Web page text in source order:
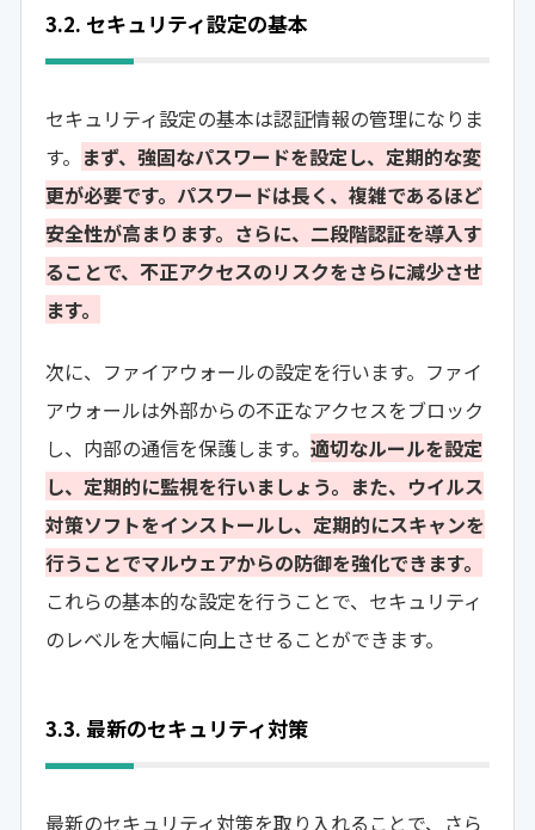
3.2. セキュリティ設定の基本
セキュリティ設定の基本は認証情報の管理になりま
す。 まず、強固なパスワードを設定し、定期的な変
更が必要です。パスワードは長く、複雑であるほど
安全性が高まります。さらに、二段階認証を導入す
ることで、不正アクセスのリスクをさらに減少させ
ます。
次に、ファイアウォールの設定を行います。ファイ
アウォールは外部からの不正なアクセスをブロック
し、内部の通信を保護します。 適切なルールを設定
し、定期的に監視を行いましょう。また、ウイルス
対策ソフトをインストールし、定期的にスキャンを
行うことでマルウェアからの防御を強化できます。
これらの基本的な設定を行うことで、セキュリティ
のレベルを大幅に向上させることができます。
3.3. 最新のセキュリティ対策
最新のセキュリティ対策を取り入れることで、さら